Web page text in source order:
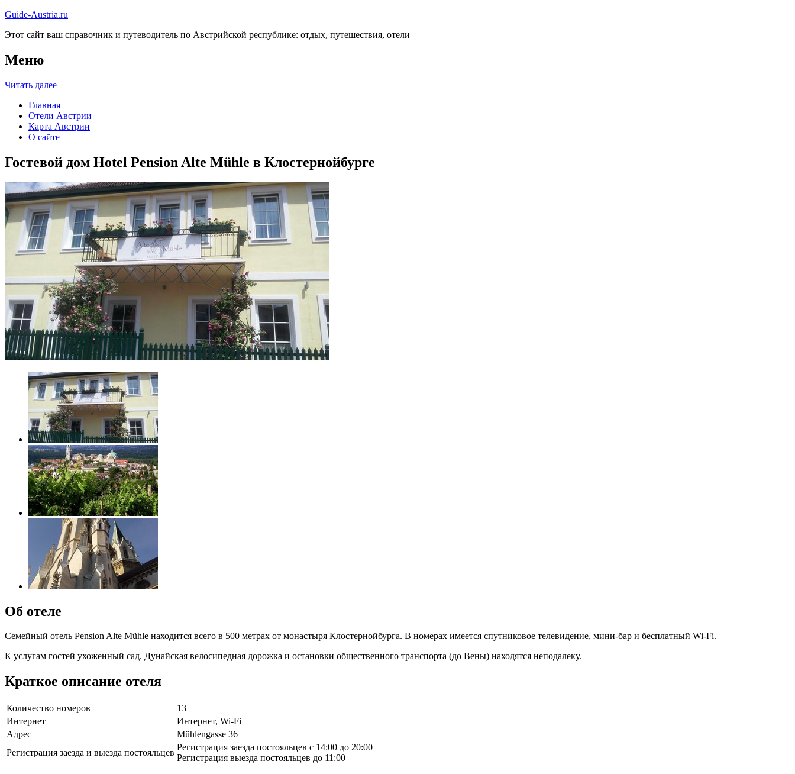
Guide-Austria.ru
Этот сайт ваш справочник и путеводитель по Австрийской республике: отдых, путешествия, отели
Меню
Читать далее
Главная
Отели Австрии
Карта Австрии
О сайте
Гостевой дом Hotel Pension Alte Mühle в Клостернойбурге
Об отеле
Семейный отель Pension Alte Mühle находится всего в 500 метрах от монастыря Клостернойбурга. В номерах имеется спутниковое телевидение, мини-бар и бесплатный Wi-Fi.
К услугам гостей ухоженный сад. Дунайская велосипедная дорожка и остановки общественного транспорта (до Вены) находятся неподалеку.
Краткое описание отеля
Количество номеров
13
Интернет
Интернет, Wi-Fi
Адрес
Mühlengasse 36
Регистрация заезда и выезда постояльцев
Регистрация заезда постояльцев с 14:00 до 20:00
Регистрация выезда постояльцев до 11:00